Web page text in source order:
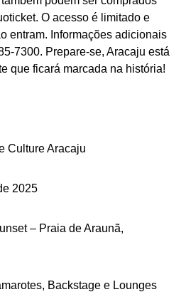
O acesso é limitado e
entram. Informações adicionais
7300. Prepare-se, Aracaju está
que ficará marcada na história!
Culture Aracaju
2025
– Praia de Araunã,
Backstage e Lounges